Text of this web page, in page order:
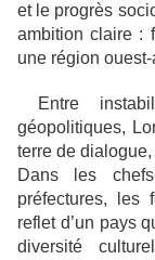
et le progrès
ambition claire :
une région
Entre
géopolitiques,
terre de
Dans les
préfectures, les
reflet d’un pays
diversité